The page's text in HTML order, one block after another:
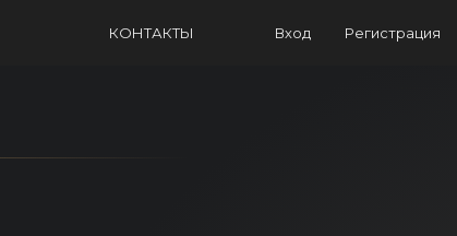
КОНТАКТЫ Вход Регистрация